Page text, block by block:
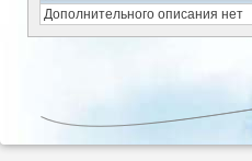
Дополнительного описания нет